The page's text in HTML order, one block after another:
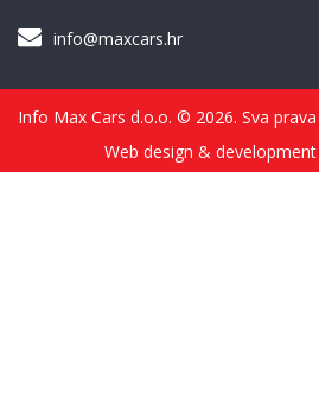
info@maxcars.hr
Info Max Cars d.o.o. © 2026. Sva
Web design & development